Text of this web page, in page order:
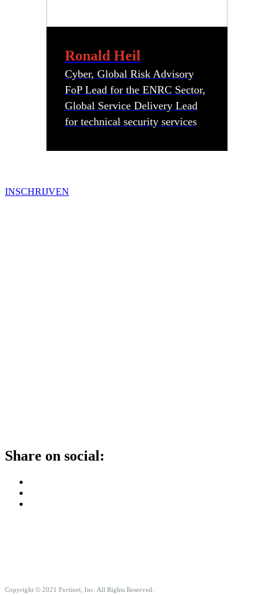
Ronald Heil
Cyber, Global Risk Advisory
FoP Lead for the ENRC Sector,
Global Service Delivery Lead
for technical security services
INSCHRIJVEN
Share on social:
Copyright © 2021 Fortinet, Inc. All Rights Reserved.